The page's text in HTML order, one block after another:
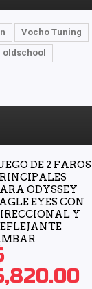
Vocho Tuning
oldschool
DE 2 FAROS
ODYSSEY
EYES CON
Y